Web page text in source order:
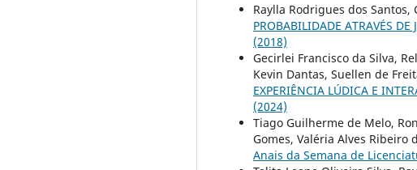
Raylla Rodrigues dos Santos,
PROBABILIDADE ATRAVÉS DE
(2018)
Gecirlei Francisco da Silva,
Kevin Dantas, Suellen de
EXPERIÊNCIA LÚDICA E
(2024)
Tiago Guilherme de Melo,
Gomes, Valéria Alves Ribeiro
Anais da Semana de